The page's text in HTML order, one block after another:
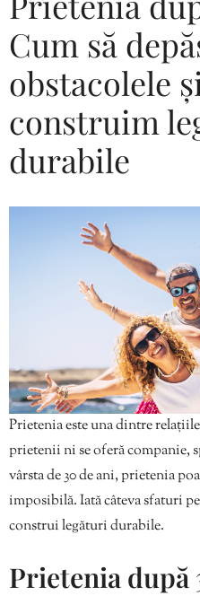
Cum să
obstacolele
construim
durabile
Prietenia este una dintre
prietenii ni se oferă companie,
vârsta de 30 de ani, prietenia
imposibilă. Iată câteva sfaturi
construi legături durabile.
Prietenia după